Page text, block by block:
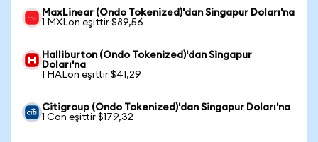
MaxLinear (Ondo Tokenized)'dan Singapur Doları'na
1 MXLon eşittir $89,56
Halliburton (Ondo Tokenized)'dan Singapur
Doları'na
1 HALon eşittir $41,29
Citigroup (Ondo Tokenized)'dan Singapur Doları'na
1 Con eşittir $179,32